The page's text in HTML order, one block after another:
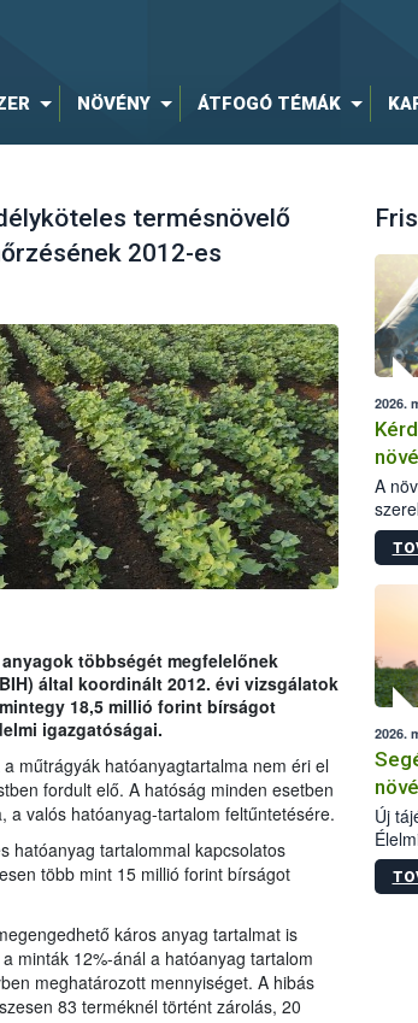
NÖVÉNY ÁTFOGÓ TÉMÁK
termésnövelő
2012-es
többségét megfelelőnek
által koordinált 2012. évi vizsgálatok
18,5 millió forint bírságot
igazgatóságai.
műtrágyák hatóanyagtartalma nem éri el
fordult elő. A hatóság minden esetben
a valós hatóanyag-tartalom feltűntetésére.
hatóanyag tartalommal kapcsolatos
több mint 15 millió forint bírságot
káros anyag tartalmat is
minták 12%-ánál a hatóanyag tartalom
meghatározott mennyiséget. A hibás
83 terméknél történt zárolás, 20
2026.
A
kis
2026.
Új